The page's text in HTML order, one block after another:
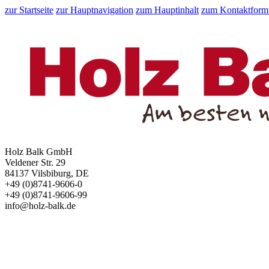
zur Startseite zur Hauptnavigation zum Hauptinhalt zum
Holz Balk GmbH
Veldener Str. 29
84137 Vilsbiburg, DE
+49 (0)8741-9606-0
+49 (0)8741-9606-99
info@holz-balk.de